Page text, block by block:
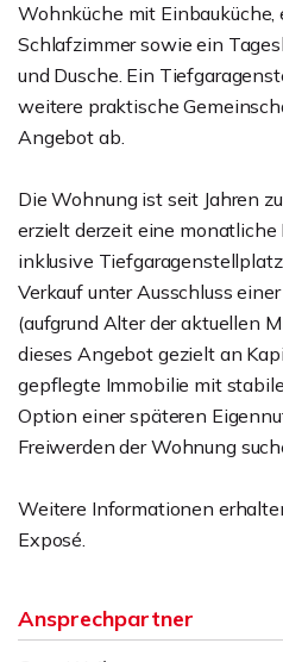
Wohnküche mit Einbauküche,
Schlafzimmer sowie ein
und Dusche. Ein
weitere praktische
Angebot ab.
Die Wohnung ist seit Jahren
erzielt derzeit eine
inklusive
Verkauf unter Ausschluss
(aufgrund Alter der aktuellen
dieses Angebot gezielt an
gepflegte Immobilie mit
Option einer späteren
Freiwerden der Wohnung
Weitere Informationen
Exposé.
Ansprechpartner